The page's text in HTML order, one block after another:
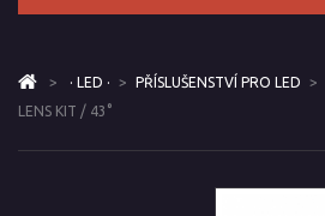
> · LED · > PŘÍSLUŠENSTVÍ PRO LED >
LENS KIT / 43°